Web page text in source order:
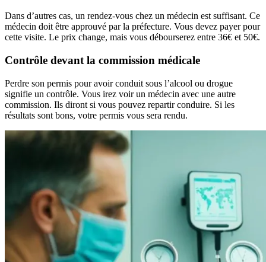
Dans d’autres cas, un rendez-vous chez un médecin est suffisant. Ce
médecin doit être approuvé par la préfecture. Vous devez payer pour
cette visite. Le prix change, mais vous débourserez entre 36€ et 50€.
Contrôle devant la commission médicale
Perdre son permis pour avoir conduit sous l’alcool ou drogue
signifie un contrôle. Vous irez voir un médecin avec une autre
commission. Ils diront si vous pouvez repartir conduire. Si les
résultats sont bons, votre permis vous sera rendu.